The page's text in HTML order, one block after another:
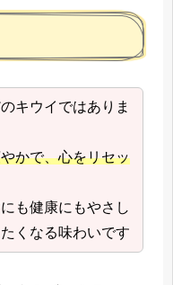
キウイではありま
かで、心をリセッ
も健康にもやさし
くなる味わいです